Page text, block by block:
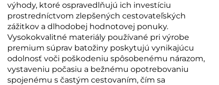
výhody, ktoré ospravedlňujú ich investíciu
prostredníctvom zlepšených cestovateľských
zážitkov a dlhodobej hodnotovej ponuky.
Vysokokvalitné materiály používané pri výrobe
premium súprav batožiny poskytujú vynikajúcu
odolnosť voči poškodeniu spôsobenému nárazom,
vystaveniu počasiu a bežnému opotrebovaniu
spojenému s častým cestovaním, čím sa